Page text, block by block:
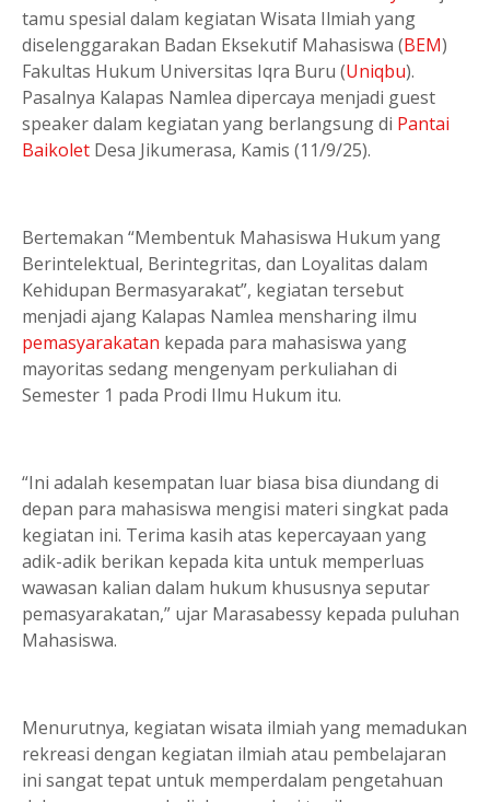
tamu spesial dalam kegiatan Wisata Ilmiah yang
diselenggarakan Badan Eksekutif Mahasiswa (BEM)
Fakultas Hukum Universitas Iqra Buru (Uniqbu).
Pasalnya Kalapas Namlea dipercaya menjadi guest
speaker dalam kegiatan yang berlangsung di Pantai
Baikolet Desa Jikumerasa, Kamis (11/9/25).
Bertemakan “Membentuk Mahasiswa Hukum yang
Berintelektual, Berintegritas, dan Loyalitas dalam
Kehidupan Bermasyarakat”, kegiatan tersebut
menjadi ajang Kalapas Namlea mensharing ilmu
pemasyarakatan kepada para mahasiswa yang
mayoritas sedang mengenyam perkuliahan di
Semester 1 pada Prodi Ilmu Hukum itu.
“Ini adalah kesempatan luar biasa bisa diundang di
depan para mahasiswa mengisi materi singkat pada
kegiatan ini. Terima kasih atas kepercayaan yang
adik-adik berikan kepada kita untuk memperluas
wawasan kalian dalam hukum khususnya seputar
pemasyarakatan,” ujar Marasabessy kepada puluhan
Mahasiswa.
Menurutnya, kegiatan wisata ilmiah yang memadukan
rekreasi dengan kegiatan ilmiah atau pembelajaran
ini sangat tepat untuk memperdalam pengetahuan